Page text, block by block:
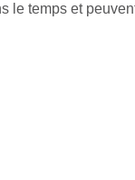
temps et